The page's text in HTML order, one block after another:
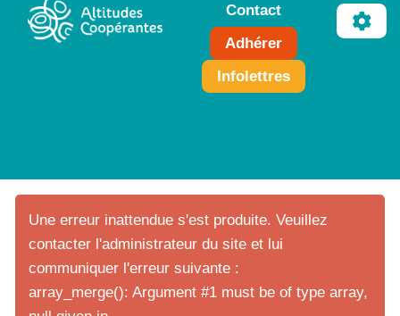
Contact
Adhérer
Infolettres
Une erreur inattendue s'est produite. Veuillez
contacter l'administrateur du site et lui
communiquer l'erreur suivante :
array_merge(): Argument #1 must be of type array,